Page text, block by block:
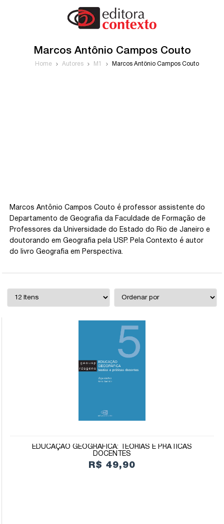
Marcos Antônio Campos Couto
Home Autores M1 Marcos Antônio Campos Couto
Marcos Antônio Campos Couto é professor assistente do
Departamento de Geografia da Faculdade de Formação de
Professores da Universidade do Estado do Rio de Janeiro e
doutorando em Geografia pela USP. Pela Contexto é autor
do livro Geografia em Perspectiva.
EDUCAÇÃO GEOGRÁFICA: TEORIAS E PRÁTICAS
DOCENTES
R$ 49,90